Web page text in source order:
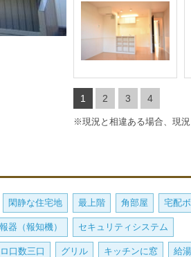
その他設備
セキュリティ
1 2 3 4
※現況と相違ある場合、現況
閑静な住宅地 最上階 角部屋 宅配
器（報知機） セキュリティシステム
口数三口 グリル キッチンに窓 給